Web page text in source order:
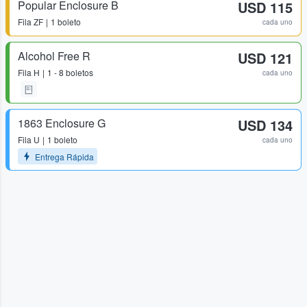
Popular Enclosure B
Fila ZF 1 boleto
USD 115
cada uno
Alcohol Free R
Fila H 1 - 8 boletos
USD 121
cada uno
1863 Enclosure G
Fila U
1 boleto
Entrega Rápida
USD 134
cada uno